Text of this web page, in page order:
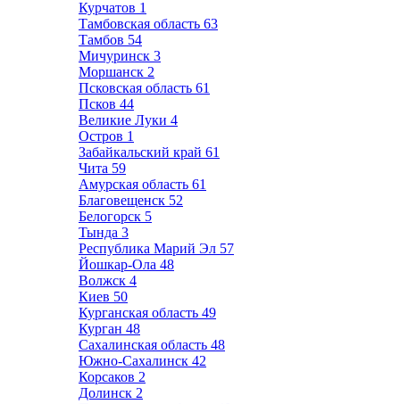
Курчатов 1
Тамбовская область 63
Тамбов 54
Мичуринск 3
Моршанск 2
Псковская область 61
Псков 44
Великие Луки 4
Остров 1
Забайкальский край 61
Чита 59
Амурская область 61
Благовещенск 52
Белогорск 5
Тында 3
Республика Марий Эл 57
Йошкар-Ола 48
Волжск 4
Киев 50
Курганская область 49
Курган 48
Сахалинская область 48
Южно-Сахалинск 42
Корсаков 2
Долинск 2